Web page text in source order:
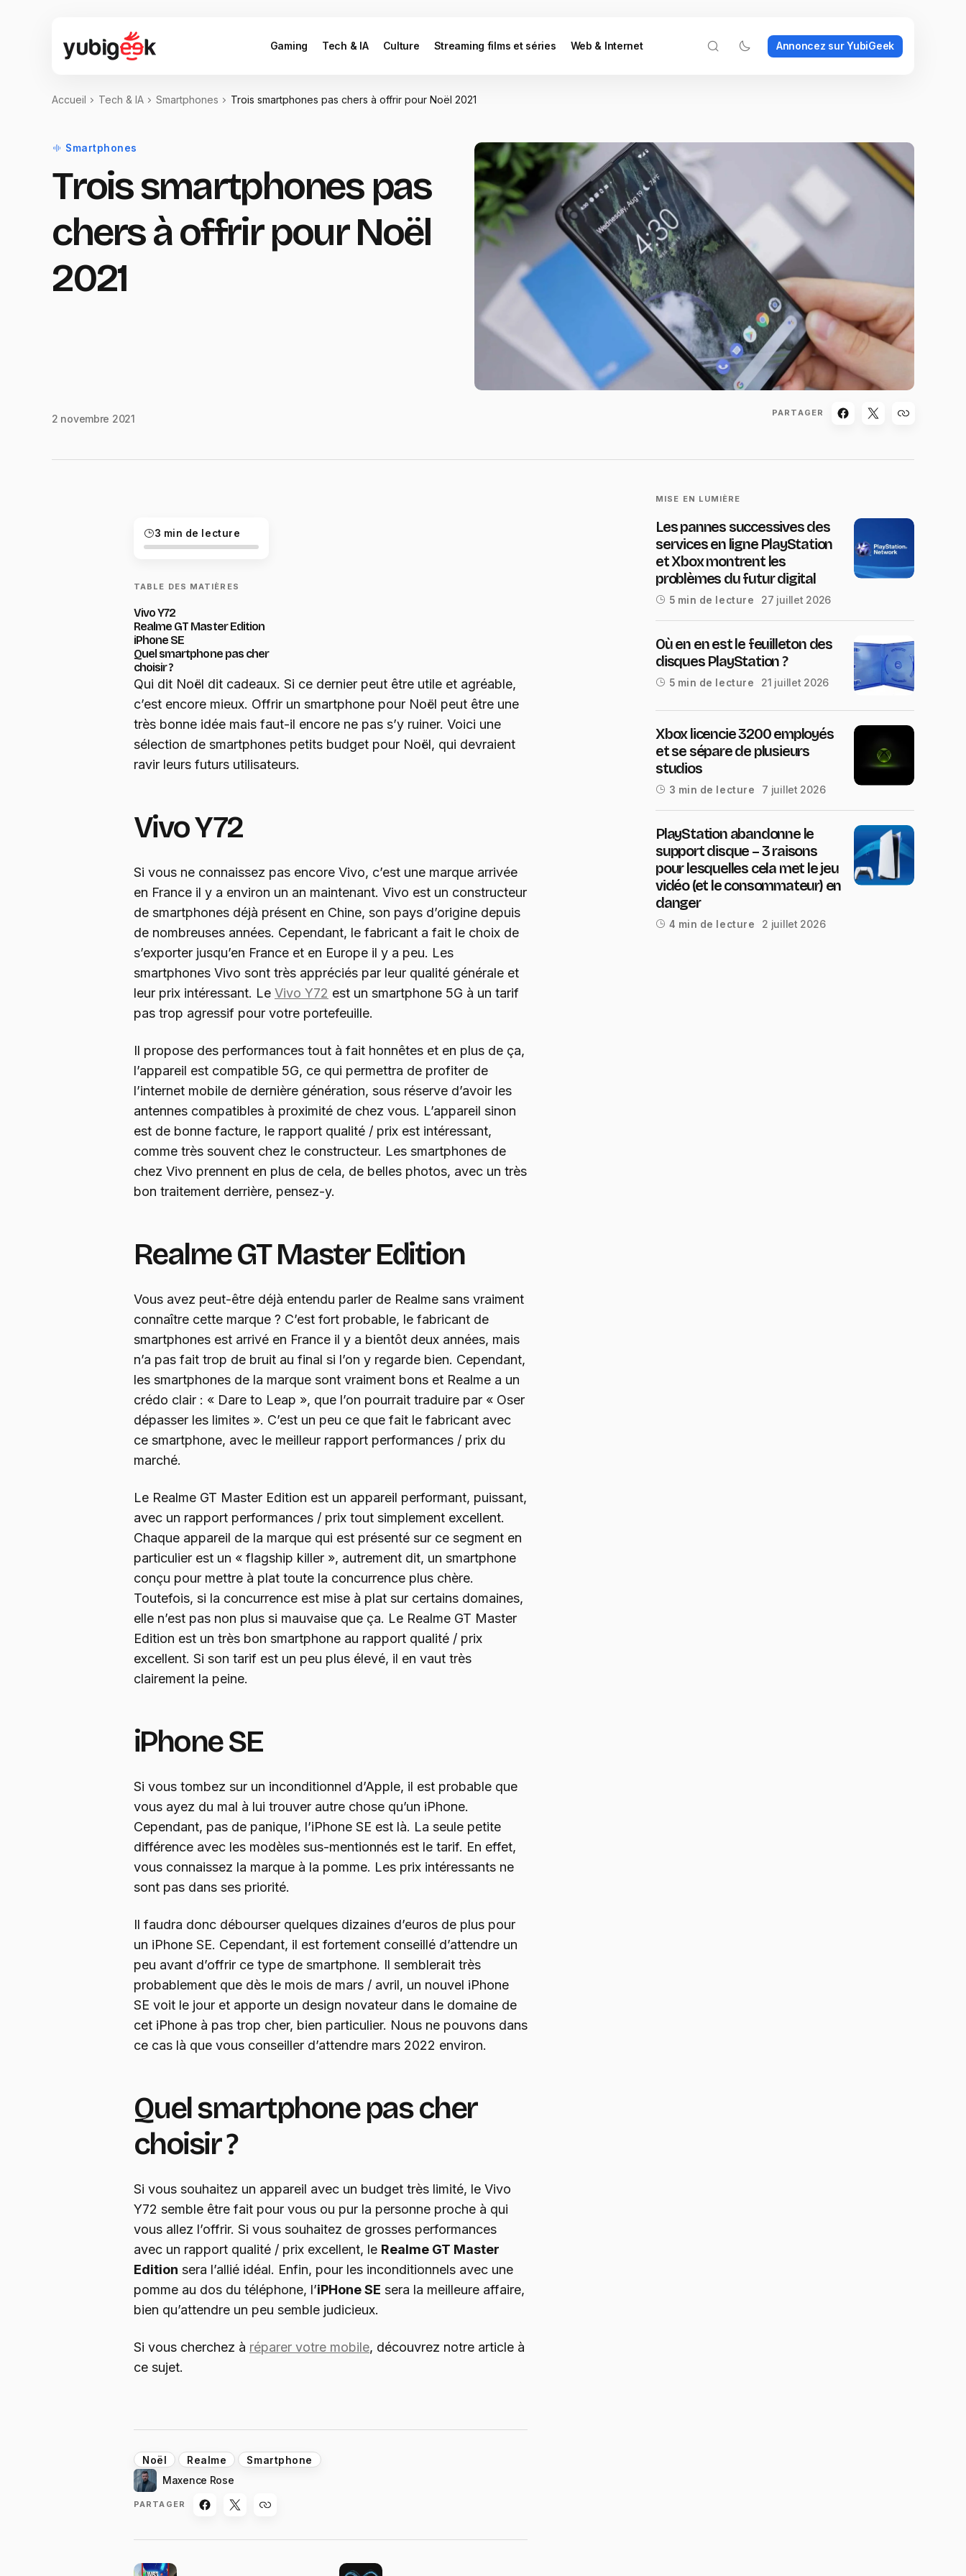
Gaming Tech & IA Culture Streaming films et séries Web & Internet Annoncez sur YubiGeek
Accueil Tech & IA Smartphones Trois smartphones pas chers à offrir pour Noël 2021
Smartphones
Trois smartphones pas
chers à offrir pour Noël
2021
2 novembre 2021 PARTAGER
3 min de lecture
TABLE DES MATIÈRES
Vivo Y72
Realme GT Master Edition
iPhone SE
Quel smartphone pas cher
choisir ?
Qui dit Noël dit cadeaux. Si ce dernier peut être utile et agréable,
c’est encore mieux. Offrir un smartphone pour Noël peut être une
très bonne idée mais faut-il encore ne pas s’y ruiner. Voici une
sélection de smartphones petits budget pour Noël, qui devraient
ravir leurs futurs utilisateurs.
Vivo Y72
Si vous ne connaissez pas encore Vivo, c’est une marque arrivée
en France il y a environ un an maintenant. Vivo est un constructeur
de smartphones déjà présent en Chine, son pays d’origine depuis
de nombreuses années. Cependant, le fabricant a fait le choix de
s’exporter jusqu’en France et en Europe il y a peu. Les
smartphones Vivo sont très appréciés par leur qualité générale et
leur prix intéressant. Le Vivo Y72 est un smartphone 5G à un tarif
pas trop agressif pour votre portefeuille.
Il propose des performances tout à fait honnêtes et en plus de ça,
l’appareil est compatible 5G, ce qui permettra de profiter de
l’internet mobile de dernière génération, sous réserve d’avoir les
antennes compatibles à proximité de chez vous. L’appareil sinon
est de bonne facture, le rapport qualité / prix est intéressant,
comme très souvent chez le constructeur. Les smartphones de
chez Vivo prennent en plus de cela, de belles photos, avec un très
bon traitement derrière, pensez-y.
Realme GT Master Edition
Vous avez peut-être déjà entendu parler de Realme sans vraiment
connaître cette marque ? C’est fort probable, le fabricant de
smartphones est arrivé en France il y a bientôt deux années, mais
n’a pas fait trop de bruit au final si l’on y regarde bien. Cependant,
les smartphones de la marque sont vraiment bons et Realme a un
crédo clair : « Dare to Leap », que l’on pourrait traduire par « Oser
dépasser les limites ». C’est un peu ce que fait le fabricant avec
ce smartphone, avec le meilleur rapport performances / prix du
marché.
Le Realme GT Master Edition est un appareil performant, puissant,
avec un rapport performances / prix tout simplement excellent.
Chaque appareil de la marque qui est présenté sur ce segment en
particulier est un « flagship killer », autrement dit, un smartphone
conçu pour mettre à plat toute la concurrence plus chère.
Toutefois, si la concurrence est mise à plat sur certains domaines,
elle n’est pas non plus si mauvaise que ça. Le Realme GT Master
Edition est un très bon smartphone au rapport qualité / prix
excellent. Si son tarif est un peu plus élevé, il en vaut très
clairement la peine.
iPhone SE
Si vous tombez sur un inconditionnel d’Apple, il est probable que
vous ayez du mal à lui trouver autre chose qu’un iPhone.
Cependant, pas de panique, l’iPhone SE est là. La seule petite
différence avec les modèles sus-mentionnés est le tarif. En effet,
vous connaissez la marque à la pomme. Les prix intéressants ne
sont pas dans ses priorité.
Il faudra donc débourser quelques dizaines d’euros de plus pour
un iPhone SE. Cependant, il est fortement conseillé d’attendre un
peu avant d’offrir ce type de smartphone. Il semblerait très
probablement que dès le mois de mars / avril, un nouvel iPhone
SE voit le jour et apporte un design novateur dans le domaine de
cet iPhone à pas trop cher, bien particulier. Nous ne pouvons dans
ce cas là que vous conseiller d’attendre mars 2022 environ.
Quel smartphone pas cher
choisir ?
Si vous souhaitez un appareil avec un budget très limité, le Vivo
Y72 semble être fait pour vous ou pur la personne proche à qui
vous allez l’offrir. Si vous souhaitez de grosses performances
avec un rapport qualité / prix excellent, le Realme GT Master
Edition sera l’allié idéal. Enfin, pour les inconditionnels avec une
pomme au dos du téléphone, l’iPHone SE sera la meilleure affaire,
bien qu’attendre un peu semble judicieux.
Si vous cherchez à réparer votre mobile, découvrez notre article à
ce sujet.
Noël Realme Smartphone
Maxence Rose
PARTAGER
MISE EN LUMIÈRE
Les pannes successives des
services en ligne PlayStation
et Xbox montrent les
problèmes du futur digital
5 min de lecture 27 juillet 2026
Où en en est le feuilleton des
disques PlayStation ?
5 min de lecture 21 juillet 2026
Xbox licencie 3200 employés
et se sépare de plusieurs
studios
3 min de lecture 7 juillet 2026
PlayStation abandonne le
support disque – 3 raisons
pour lesquelles cela met le jeu
vidéo (et le consommateur) en
danger
4 min de lecture 2 juillet 2026